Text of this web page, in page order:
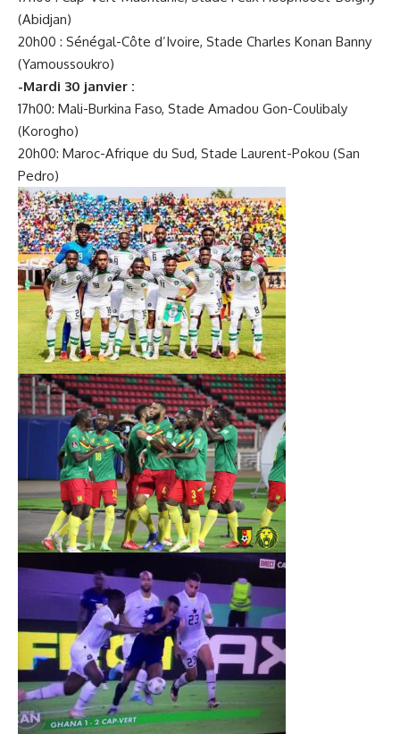
(Abidjan)
20h00 : Sénégal-Côte d’Ivoire, Stade Charles Konan Banny
(Yamoussoukro)
-Mardi 30 janvier :
17h00: Mali-Burkina Faso, Stade Amadou Gon-Coulibaly
(Korogho)
20h00: Maroc-Afrique du Sud, Stade Laurent-Pokou (San
Pedro)